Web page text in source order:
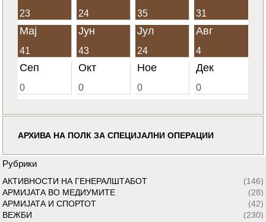
23 24 35 31
Мај
41
Јун
43
Јул
24
Авг
4
Сеп
0
Окт
0
Ное
0
Дек
0
АРХИВА НА ПОЛК ЗА СПЕЦИЈАЛНИ ОПЕРАЦИИ
Рубрики
АКТИВНОСТИ НА ГЕНЕРАЛШТАБОТ
(146)
АРМИЈАТА ВО МЕДИУМИТЕ
(28)
АРМИЈАТА И СПОРТОТ
(42)
ВЕЖБИ
(230)